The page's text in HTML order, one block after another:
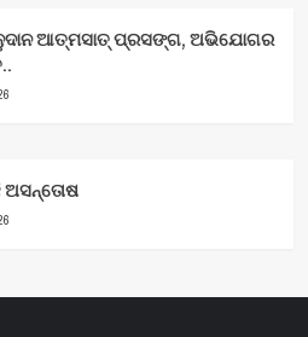
ଆତ୍ମସାତ୍ ପ୍ରସଙ୍ଗ, ଅଭିଯୋଗର
ଅସନ୍ତୋଷ